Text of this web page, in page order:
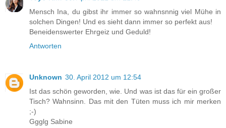
Mensch Ina, du gibst ihr immer so wahnsnnig viel Mühe in
solchen Dingen! Und es sieht dann immer so perfekt aus!
Beneidenswerter Ehrgeiz und Geduld!
Antworten
Unknown 30. April 2012 um 12:54
Ist das schön geworden, wie. Und was ist das für ein großer
Tisch? Wahnsinn. Das mit den Tüten muss ich mir merken
;-)
Ggglg Sabine